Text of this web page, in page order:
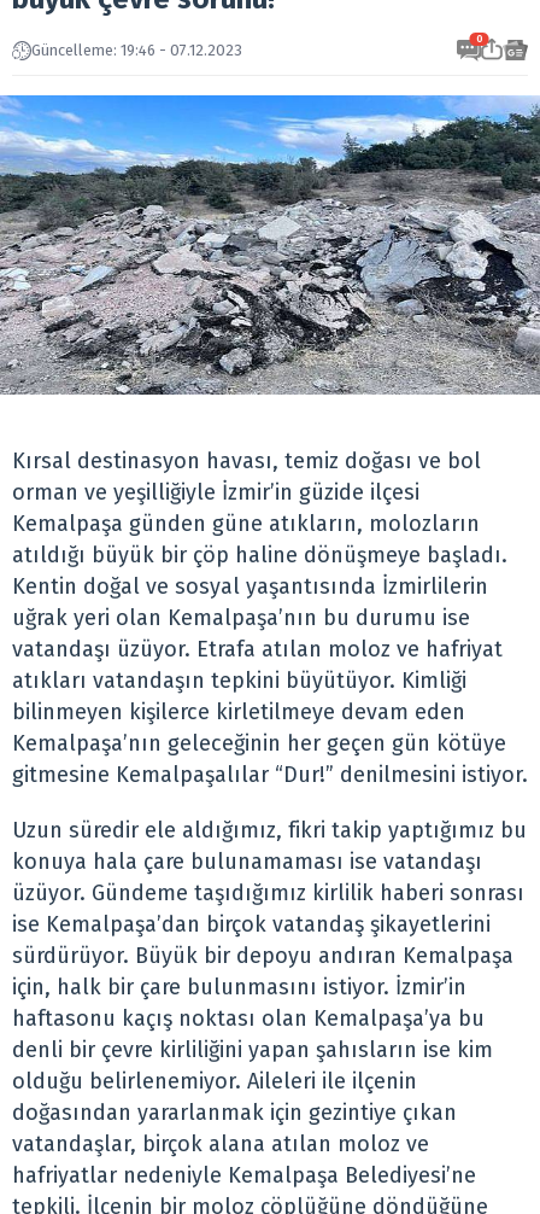
Güncelleme: 19:46 - 07.12.2023
0
Kırsal destinasyon havası, temiz doğası ve bol
orman ve yeşilliğiyle İzmir’in güzide ilçesi
Kemalpaşa günden güne atıkların, molozların
atıldığı büyük bir çöp haline dönüşmeye başladı.
Kentin doğal ve sosyal yaşantısında İzmirlilerin
uğrak yeri olan Kemalpaşa’nın bu durumu ise
vatandaşı üzüyor. Etrafa atılan moloz ve hafriyat
atıkları vatandaşın tepkini büyütüyor. Kimliği
bilinmeyen kişilerce kirletilmeye devam eden
Kemalpaşa’nın geleceğinin her geçen gün kötüye
gitmesine Kemalpaşalılar “Dur!” denilmesini istiyor.
Uzun süredir ele aldığımız, fikri takip yaptığımız bu
konuya hala çare bulunamaması ise vatandaşı
üzüyor. Gündeme taşıdığımız kirlilik haberi sonrası
ise Kemalpaşa’dan birçok vatandaş şikayetlerini
sürdürüyor. Büyük bir depoyu andıran Kemalpaşa
için, halk bir çare bulunmasını istiyor. İzmir’in
haftasonu kaçış noktası olan Kemalpaşa’ya bu
denli bir çevre kirliliğini yapan şahısların ise kim
olduğu belirlenemiyor. Aileleri ile ilçenin
doğasından yararlanmak için gezintiye çıkan
vatandaşlar, birçok alana atılan moloz ve
hafriyatlar nedeniyle Kemalpaşa Belediyesi’ne
tepkili. İlçenin bir moloz çöplüğüne döndüğüne